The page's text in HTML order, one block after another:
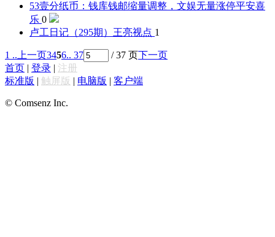
53壹分纸币：钱库钱邮缩量调整，文娱无量涨停平安喜
乐 0
卢工日记（295期） 王亮视点 1
1 .. 上一页3456.. 37 / 37 页下一页
首页 | 登录 | 注册
标准版 | 触屏版 | 电脑版 | 客户端
© Comsenz Inc.